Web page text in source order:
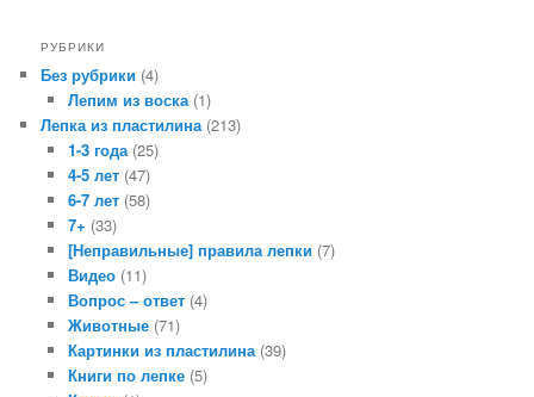
РУБРИКИ
Без рубрики (4)
Лепим из воска(1)
Лепка из пластилина (213)
1-3 года(25)
4-5 лет(47)
6-7 лет(58)
7+ (33)
[Неправильные] правила лепки (7)
Видео(11)
Вопрос – ответ(4)
Животные(71)
Картинки из пластилина(39)
Книги по лепке(5)